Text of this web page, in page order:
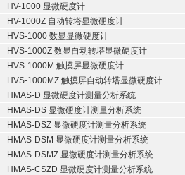
HV-1000 显微硬度计
HV-1000Z 自动转塔显微硬度计
HVS-1000 数显显微硬度计
HVS-1000Z 数显自动转塔显微硬度计
HVS-1000M 触摸屏显微硬度计
HVS-1000MZ 触摸屏自动转塔显微硬度计
HMAS-D 显微硬度计测量分析系统
HMAS-DS 显微硬度计测量分析系统
HMAS-DSZ 显微硬度计测量分析系统
HMAS-DSM 显微硬度计测量分析系统
HMAS-DSMZ 显微硬度计测量分析系统
HMAS-CSZD 显微硬度计测量分析系统